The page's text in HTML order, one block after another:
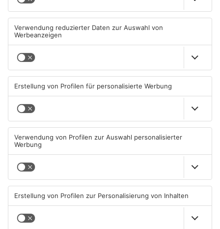
Schwerer Unfall auf der A3
bei Seligenstadt: Mann
reanimiert
09.08.2026, 15:12 UHR IN KREIS
OFFENBACH
Wasserrohrbruch in
Offenbach - mehrere Keller
Jugendzentrum scheitert
06.08.2026, 13:56 UHR IN KREIS
Obertshausen mit Keimen
belastet
06.08.2026, 06:45 UHR IN KREIS